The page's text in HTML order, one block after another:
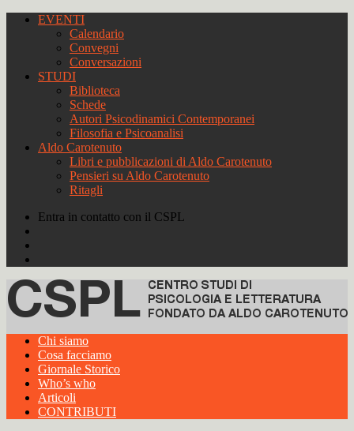
EVENTI
Calendario
Convegni
Conversazioni
STUDI
Biblioteca
Schede
Autori Psicodinamici Contemporanei
Filosofia e Psicoanalisi
Aldo Carotenuto
Libri e pubblicazioni di Aldo Carotenuto
Pensieri su Aldo Carotenuto
Ritagli
Entra in contatto con il CSPL
Chi siamo
Cosa facciamo
Giornale Storico
Who’s who
Articoli
CONTRIBUTI